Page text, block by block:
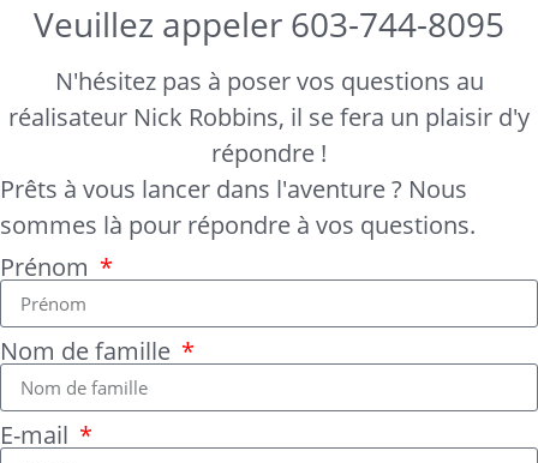
Veuillez appeler 603-744-8095
N'hésitez pas à poser vos questions au
réalisateur Nick Robbins, il se fera un plaisir d'y
répondre !
Prêts à vous lancer dans l'aventure ? Nous
sommes là pour répondre à vos questions.
Prénom
Nom de famille
E-mail